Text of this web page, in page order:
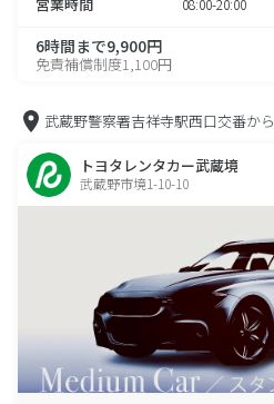
08:00-20:00
6時間まで9,900円
免責補償制度1,100円
武蔵野警察署吉祥寺駅西口交番から
トヨタレンタカー武蔵境
武蔵野市境1-10-10